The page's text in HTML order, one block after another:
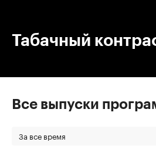
Табачный
Все выпуски
За все время